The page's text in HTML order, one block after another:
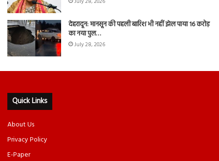
देहरादून: मानसून की पहली बारिश भी नहीं झेल पाया 16 करोड़
का नया पुल…
July 28, 2026
Quick Links
About Us
Privacy Policy
E-Paper